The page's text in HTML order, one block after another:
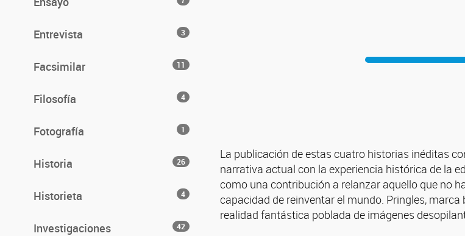
Entrevista 3
Facsimilar 11
Filosofía 4
Fotografía 1
Historia 26
Historieta 4
Investigaciones 42
La publicación de estas cuatro historias inéditas
narrativa actual con la experiencia histórica de la
como una contribución a relanzar aquello que no
capacidad de reinventar el mundo. Pringles,
realidad fantástica poblada de imágenes